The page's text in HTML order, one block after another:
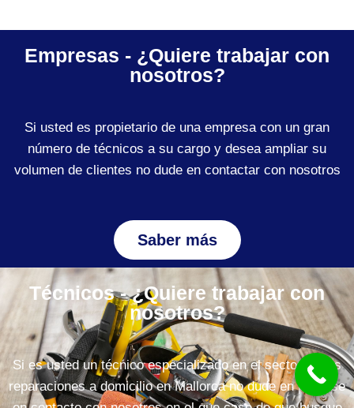
Empresas - ¿Quiere trabajar con
nosotros?
Si usted es propietario de una empresa con un gran
número de técnicos a su cargo y desea ampliar su
volumen de clientes no dude en contactar con nosotros
Saber más
Técnicos - ¿Quiere trabajar con
nosotros?
Si es usted un técnico especializado en el sector de las
reparaciones a domicilio en Mallorca no dude en ponerse